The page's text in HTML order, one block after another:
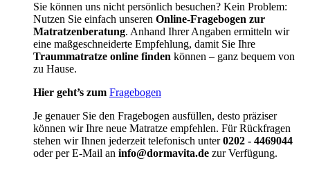
Sie können uns nicht persönlich besuchen? Kein Problem:
Nutzen Sie einfach unseren Online-Fragebogen zur
Matratzenberatung. Anhand Ihrer Angaben ermitteln wir
eine maßgeschneiderte Empfehlung, damit Sie Ihre
Traummatratze online finden können – ganz bequem von
zu Hause.
Hier geht’s zum Fragebogen
Je genauer Sie den Fragebogen ausfüllen, desto präziser
können wir Ihre neue Matratze empfehlen. Für Rückfragen
stehen wir Ihnen jederzeit telefonisch unter0202 - 4469044
oder per E-Mail an info@dormavita.de zur Verfügung.